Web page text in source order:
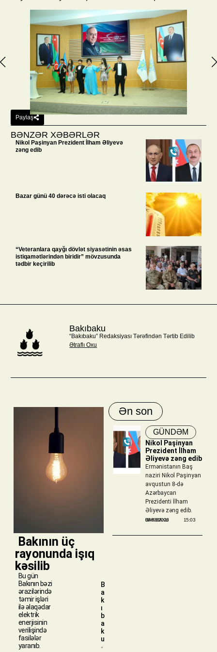
Paylaş
BƏNZƏR XƏBƏRLƏR
Nikol Paşinyan Prezident İlham Əliyevə
zəng edib
Bazar günü 40 dərəcə isti olacaq
“Veteranlara qayğı dövlət siyasətinin əsas
istiqamətlərindən biridir” mövzusunda
tədbir keçirilib
Bakıbaku
“Bakıbaku” Redaksiyası Tərəfindən Tərtib Edilib
Ətraflı Oxu
​ Bakının üç
rayonunda işıq
kəsilib
Bu gün
Bakının bəzi
ərazilərində
təmir işləri
ilə əlaqədar
elektrik
enerjisinin
verilişində
fasilələr
yaranıb.
B
a
k
ı
b
a
k
u
“
Ən son
GÜNDƏM
Nikol Paşinyan
Prezident İlham
Əliyevə zəng edib
Ermənistanın Baş
naziri Nikol Paşinyan
avqustun 8-də
Azərbaycan
Prezidenti İlham
Əliyevə zəng edib.
BAKIBAKU
08/08/2026 15:03